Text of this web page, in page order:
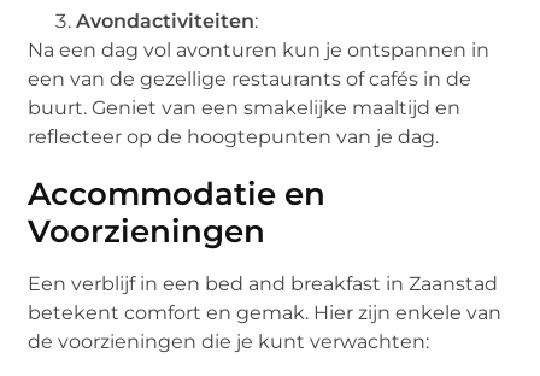
Avondactiviteiten:
Na een dag vol avonturen kun je ontspannen in
een van de gezellige restaurants of cafés in de
buurt. Geniet van een smakelijke maaltijd en
reflecteer op de hoogtepunten van je dag.
Accommodatie en
Voorzieningen
Een verblijf in een bed and breakfast in Zaanstad
betekent comfort en gemak. Hier zijn enkele van
de voorzieningen die je kunt verwachten: